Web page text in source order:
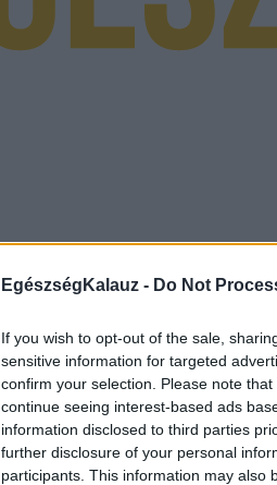
EgészségKalauz - Do Not
If you wish to opt-out of the sale,
sensitive information for targeted
confirm your selection. Please note
continue seeing interest-based ads
information disclosed to third parties
further disclosure of your personal
participants. This information may also